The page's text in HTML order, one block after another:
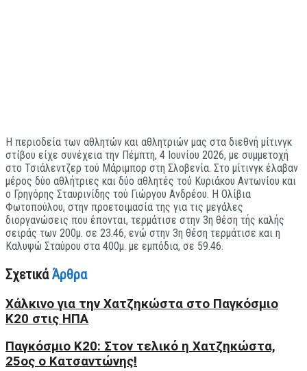
Η περιοδεία των αθλητών και αθλητριών μας στα διεθνή μίτινγκ
στίβου είχε συνέχεια την Πέμπτη, 4 Ιουνίου 2026, με συμμετοχή
στο Τσιάλεντζερ τού Μάριμπορ στη Σλοβενία. Στο μίτινγκ έλαβαν
μέρος δύο αθλήτριες και δύο αθλητές τού Κυριάκου Αντωνίου και
ο Γρηγόρης Σταυρινίδης τού Γιώργου Ανδρέου. Η Ολίβια
Φωτοπούλου, στην προετοιμασία της για τις μεγάλες
διοργανώσεις που έπονται, τερμάτισε στην 3η θέση τής καλής
σειράς των 200μ. σε 23.46, ενώ στην 3η θέση τερμάτισε και η
Καλυψώ Σταύρου στα 400μ. με εμπόδια, σε 59.46.
ΣχετικάΆρθρα
Xάλκινο για την Χατζηκώστα στο Παγκόσμιο
Κ20 στις ΗΠΑ
Παγκόσμιο Κ20: Στον τελικό η Χατζηκώστα,
25ος ο Κατσαντώνης!